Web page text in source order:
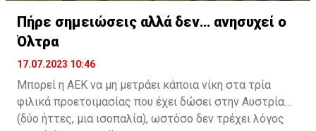
Πήρε σημειώσεις αλλά δεν… ανησυχεί ο
Όλτρα
17.07.2023 10:46
Μπορεί η ΑΕΚ να μη μετράει κάποια νίκη στα τρία
φιλικά προετοιμασίας που έχει δώσει στην Αυστρία
(δύο ήττες, μια ισοπαλία), ωστόσο δεν τρέχει λόγος